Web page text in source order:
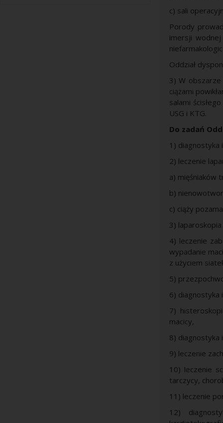
c) sali
Porody
imersji
Oddział
3) W obszarze
ciążami
salami
USG i KTG.
Do zadań
1) diagnostyka
2) leczenie
a) mięśniaków
b)
c) ciąży
3)
4) leczenie
wypadanie
z użyciem
5)
6) diagnostyka
7)
macicy,
8) diagnostyka
9) leczenie
10) leczenie
tarczycy,
11) leczenie
12)